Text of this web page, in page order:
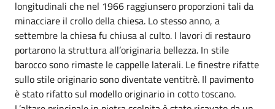
longitudinali che nel 1966 raggiunsero proporzioni tali da
minacciare il crollo della chiesa. Lo stesso anno, a
settembre la chiesa fu chiusa al culto. I lavori di restauro
portarono la struttura all’originaria bellezza. In stile
barocco sono rimaste le cappelle laterali. Le finestre rifatte
sullo stile originario sono diventate ventitrè. Il pavimento
è stato rifatto sul modello originario in cotto toscano.